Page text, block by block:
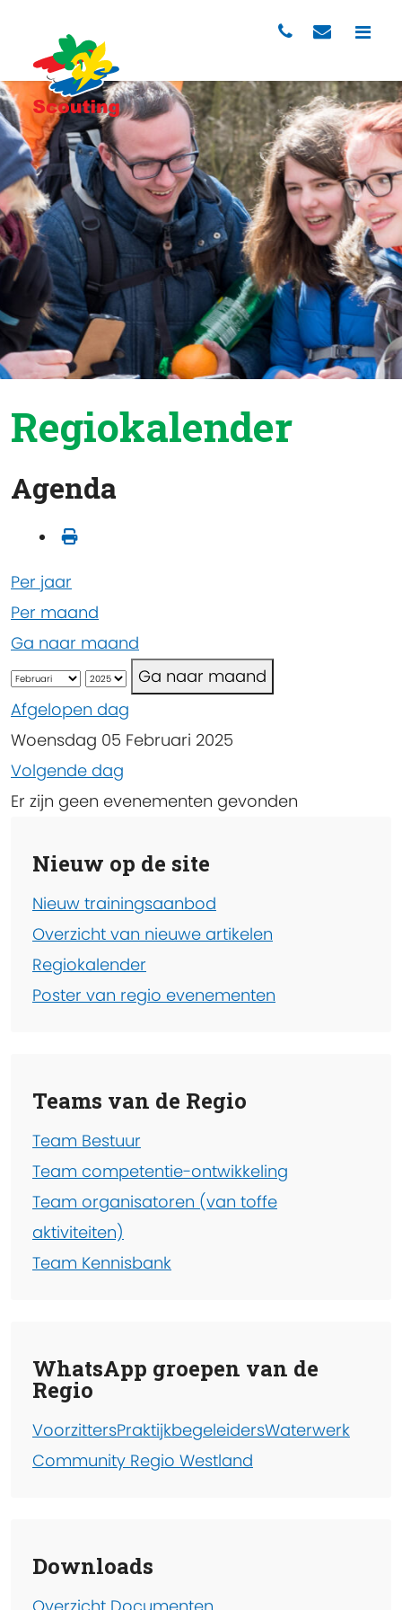
Regiokalender
Agenda
Per jaar
Per maand
Ga naar maand
Ga naar maand
Afgelopen dag
Woensdag 05 Februari 2025
Volgende dag
Er zijn geen evenementen gevonden
Nieuw op de site
Nieuw trainingsaanbod
Overzicht van nieuwe artikelen
Regiokalender
Poster van regio evenementen
Teams van de Regio
Team Bestuur
Team competentie-ontwikkeling
Team organisatoren (van toffe
aktiviteiten)
Team Kennisbank
WhatsApp groepen van de
Regio
VoorzittersPraktijkbegeleidersWaterwerk
Community Regio Westland
Downloads